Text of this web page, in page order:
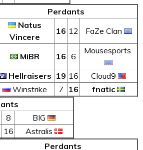
Perdants
Natus
Vincere
16 12 FaZe Clan
MiBR 16 6
Mousesports
Hellraisers 19 16
Cloud9
Winstrike
7 16 fnatic
8
BIG
16
Astralis
Perdants